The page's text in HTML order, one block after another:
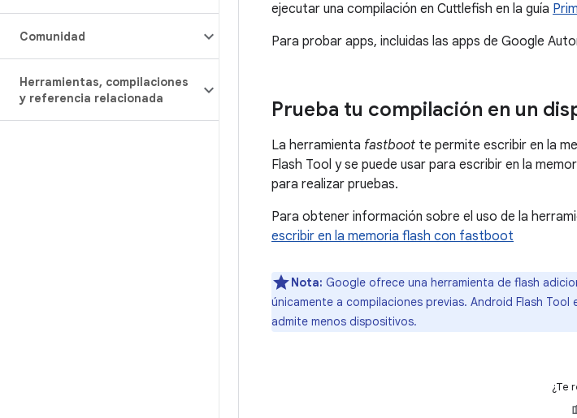
Comunidad
Herramientas, compilaciones
y referencia relacionada
ejecutar una compilación en Cuttlefish en la guía
Para probar apps, incluidas las apps de Google
Prueba tu compilación en un
La herramienta fastboot te permite escribir en la
Flash Tool y se puede usar para escribir en la
para realizar pruebas.
Para obtener información sobre el uso de la
escribir en la memoria flash con fastboot
Nota: Google ofrece una herramienta de flash
únicamente a compilaciones previas. Android Flash
admite menos dispositivos.
¿Te